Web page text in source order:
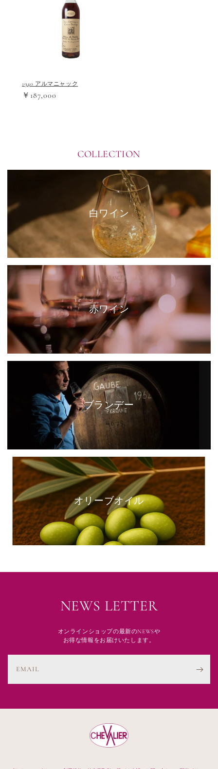
1940 アルマニャック
￥187,000
COLLECTION
白ワイン
赤ワイン
ブランデー
オリーブオイル
NEWS LETTER
オンラインショップの最新のNEWSや
お得な情報をお届けいたします。
EMAIL